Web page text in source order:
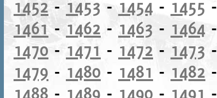
1452 -1453 - 1454 - 1455
1461- 1462 - 1463 - 1464
1470 - 1471 - 1472 - 1473
1479 - 1480 - 1481 - 1482
1488 - 1489 - 1490 - 1491